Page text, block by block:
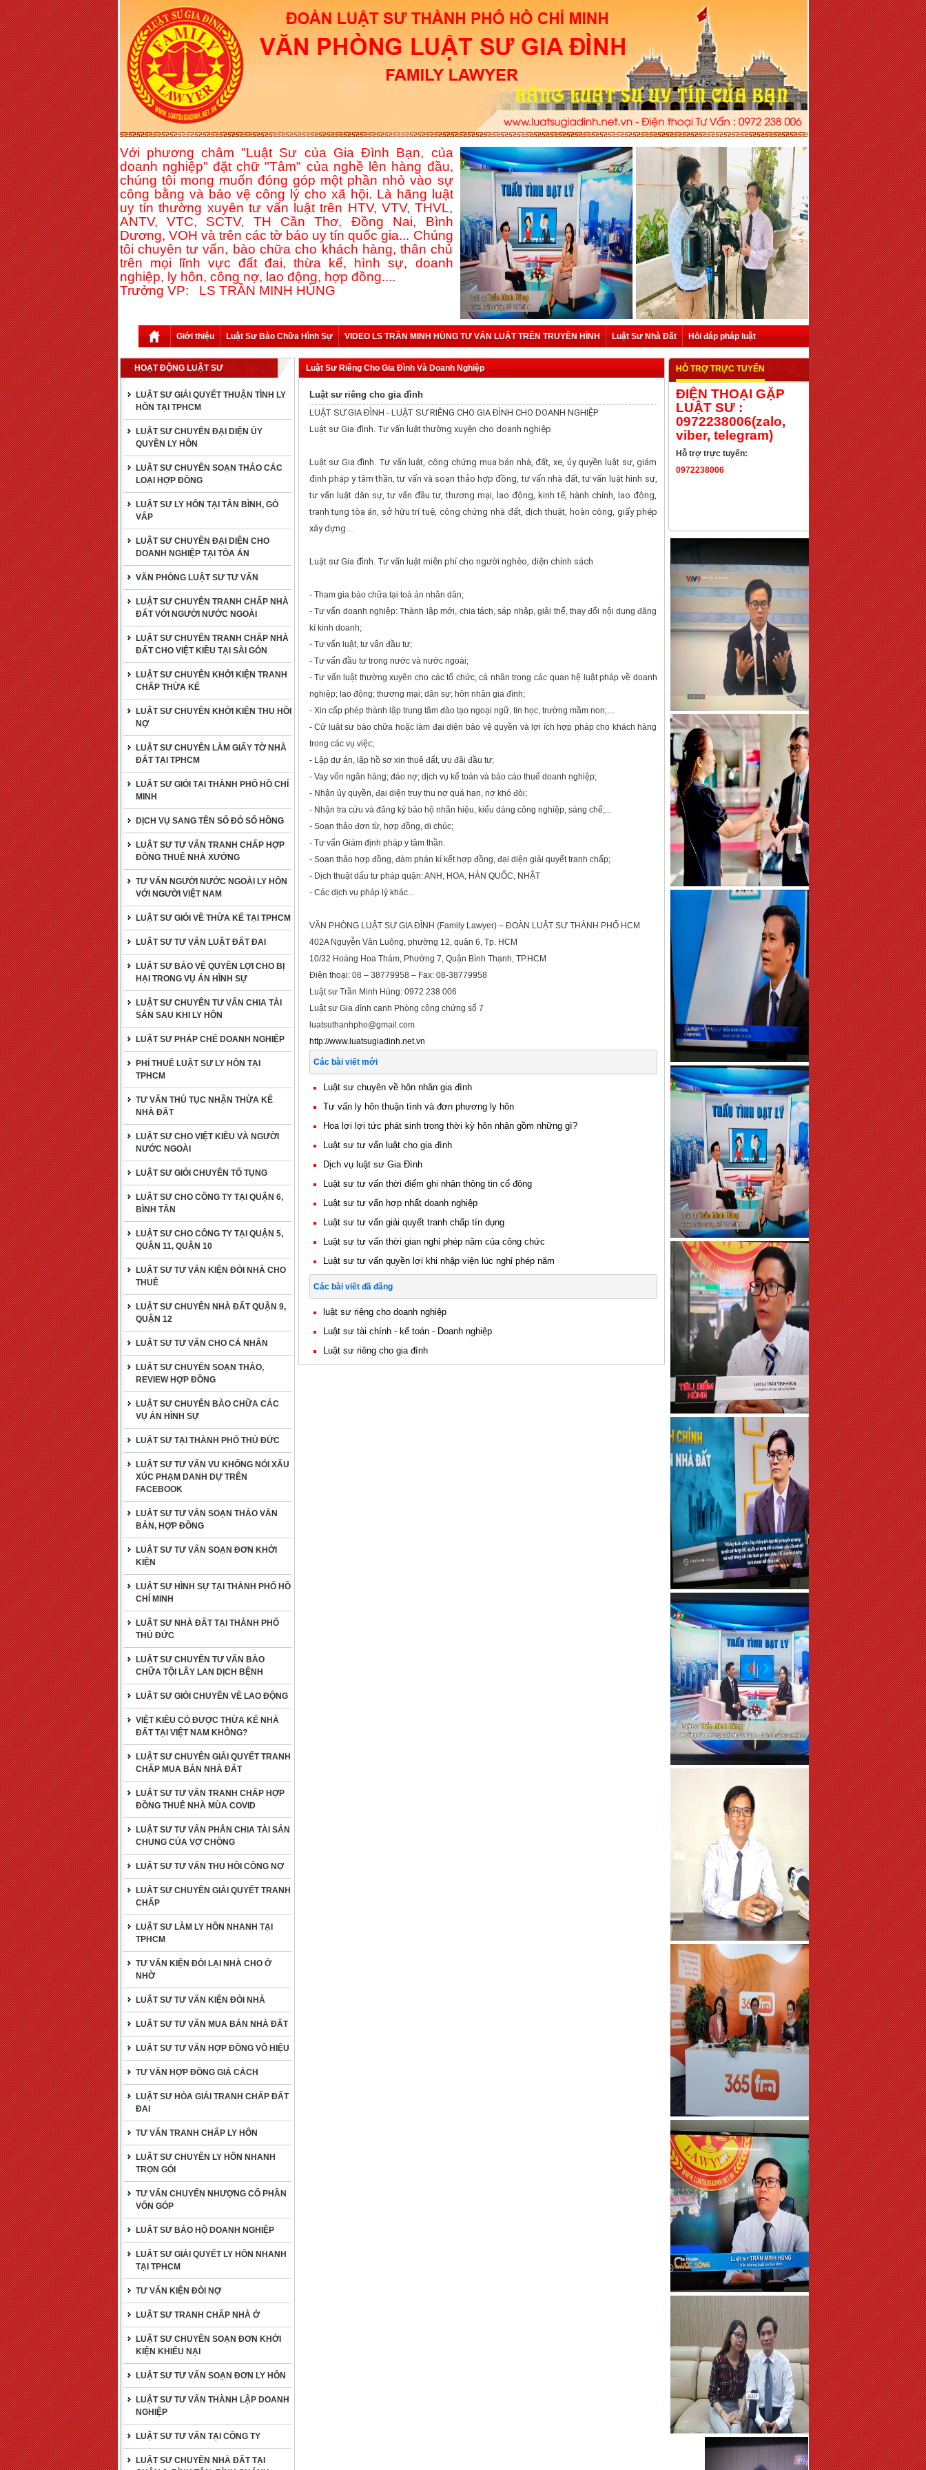
Với phương châm "Luật Sư của Gia Đình Bạn, của
doanh nghiệp" đặt chữ "Tâm" của nghề lên hàng đầu,
chúng tôi mong muốn đóng góp một phần nhỏ vào sự
công bằng và bảo vệ công lý cho xã hội. Là hãng luật
uy tín thường xuyên tư vấn luật trên HTV, VTV, THVL,
ANTV, VTC, SCTV, TH Cần Thơ, Đồng Nai, Bình
Dương, VOH và trên các tờ báo uy tín quốc gia... Chúng
tôi chuyên tư vấn, bào chữa cho khách hàng, thân chủ
trên mọi lĩnh vực đất đai, thừa kế, hình sự, doanh
nghiệp, ly hôn, công nợ, lao động, hợp đồng....
Trưởng VP: LS TRẦN MINH HÙNG
Giới thiệu Luật Sư Bào Chữa Hình Sự VIDEO LS TRẦN MINH HÙNG TƯ VẤN LUẬT TRÊN TRUYỀN HÌNH Luật Sư Nhà Đất Hỏi đáp pháp luật
HOẠT ĐỘNG LUẬT SƯ
LUẬT SƯ GIẢI QUYẾT THUẬN TÌNH LY
HÔN TẠI TPHCM
LUẬT SƯ CHUYÊN ĐẠI DIỆN ỦY
QUYỀN LY HÔN
LUẬT SƯ CHUYÊN SOẠN THẢO CÁC
LOẠI HỢP ĐỒNG
LUẬT SƯ LY HÔN TẠI TÂN BÌNH, GÒ
VẤP
LUẬT SƯ CHUYÊN ĐẠI DIỆN CHO
DOANH NGHIỆP TẠI TÒA ÁN
VĂN PHÒNG LUẬT SƯ TƯ VẤN
LUẬT SƯ CHUYÊN TRANH CHẤP NHÀ
ĐẤT VỚI NGƯỜI NƯỚC NGOÀI
LUẬT SƯ CHUYÊN TRANH CHẤP NHÀ
ĐẤT CHO VIỆT KIỀU TẠI SÀI GÒN
LUẬT SƯ CHUYÊN KHỞI KIỆN TRANH
CHẤP THỪA KẾ
LUẬT SƯ CHUYÊN KHỞI KIỆN THU HỒI
NỢ
LUẬT SƯ CHUYÊN LÀM GIẤY TỜ NHÀ
ĐẤT TẠI TPHCM
LUẬT SƯ GIỎI TẠI THÀNH PHỐ HỒ CHÍ
MINH
DỊCH VỤ SANG TÊN SỔ ĐỎ SỔ HỒNG
LUẬT SƯ TƯ VẤN TRANH CHẤP HỢP
ĐỒNG THUÊ NHÀ XƯỞNG
TƯ VẤN NGƯỜI NƯỚC NGOÀI LY HÔN
VỚI NGƯỜI VIỆT NAM
LUẬT SƯ GIỎI VỀ THỪA KẾ TẠI TPHCM
LUẬT SƯ TƯ VẤN LUẬT ĐẤT ĐAI
LUẬT SƯ BẢO VỆ QUYỀN LỢI CHO BỊ
HẠI TRONG VỤ ÁN HÌNH SỰ
LUẬT SƯ CHUYÊN TƯ VẤN CHIA TÀI
SẢN SAU KHI LY HÔN
LUẬT SƯ PHÁP CHẾ DOANH NGHIỆP
PHÍ THUÊ LUẬT SƯ LY HÔN TẠI
TPHCM
TƯ VẤN THỦ TỤC NHẬN THỪA KẾ
NHÀ ĐẤT
LUẬT SƯ CHO VIỆT KIỀU VÀ NGƯỜI
NƯỚC NGOÀI
LUẬT SƯ GIỎI CHUYÊN TỐ TỤNG
LUẬT SƯ CHO CÔNG TY TẠI QUẬN 6,
BÌNH TÂN
LUẬT SƯ CHO CÔNG TY TẠI QUẬN 5,
QUẬN 11, QUẬN 10
LUẬT SƯ TƯ VẤN KIỆN ĐÒI NHÀ CHO
THUÊ
LUẬT SƯ CHUYÊN NHÀ ĐẤT QUẬN 9,
QUẬN 12
LUẬT SƯ TƯ VẤN CHO CÁ NHÂN
LUẬT SƯ CHUYÊN SOẠN THẢO,
REVIEW HỢP ĐỒNG
LUẬT SƯ CHUYÊN BÀO CHỮA CÁC
VỤ ÁN HÌNH SỰ
LUẬT SƯ TẠI THÀNH PHỐ THỦ ĐỨC
LUẬT SƯ TƯ VẤN VU KHỐNG NÓI XẤU
XÚC PHẠM DANH DỰ TRÊN
FACEBOOK
LUẬT SƯ TƯ VẤN SOẠN THẢO VĂN
BẢN, HỢP ĐỒNG
LUẬT SƯ TƯ VẤN SOẠN ĐƠN KHỞI
KIỆN
LUẬT SƯ HÌNH SỰ TẠI THÀNH PHỐ HỒ
CHÍ MINH
LUẬT SƯ NHÀ ĐẤT TẠI THÀNH PHỐ
THỦ ĐỨC
LUẬT SƯ CHUYÊN TƯ VẤN BÀO
CHỮA TỘI LÂY LAN DỊCH BỆNH
LUẬT SƯ GIỎI CHUYÊN VỀ LAO ĐỘNG
VIỆT KIỀU CÓ ĐƯỢC THỪA KẾ NHÀ
ĐẤT TẠI VIỆT NAM KHÔNG?
LUẬT SƯ CHUYÊN GIẢI QUYẾT TRANH
CHẤP MUA BÁN NHÀ ĐẤT
LUẬT SƯ TƯ VẤN TRANH CHẤP HỢP
ĐỒNG THUÊ NHÀ MÙA COVID
LUẬT SƯ TƯ VẤN PHÂN CHIA TÀI SẢN
CHUNG CỦA VỢ CHỒNG
LUẬT SƯ TƯ VẤN THU HỒI CÔNG NỢ
LUẬT SƯ CHUYÊN GIẢI QUYẾT TRANH
CHẤP
LUẬT SƯ LÀM LY HÔN NHANH TẠI
TPHCM
TƯ VẤN KIỆN ĐÒI LẠI NHÀ CHO Ở
NHỜ
LUẬT SƯ TƯ VẤN KIỆN ĐÒI NHÀ
LUẬT SƯ TƯ VẤN MUA BÁN NHÀ ĐẤT
LUẬT SƯ TƯ VẤN HỢP ĐỒNG VÔ HIỆU
TƯ VẤN HỢP ĐỒNG GIẢ CÁCH
LUẬT SƯ HÒA GIẢI TRANH CHẤP ĐẤT
ĐAI
TƯ VẤN TRANH CHẤP LY HÔN
LUẬT SƯ CHUYÊN LY HÔN NHANH
TRỌN GÓI
TƯ VẤN CHUYỂN NHƯỢNG CỔ PHẦN
VỐN GÓP
LUẬT SƯ BẢO HỘ DOANH NGHIỆP
LUẬT SƯ GIẢI QUYẾT LY HÔN NHANH
TẠI TPHCM
TƯ VẤN KIỆN ĐÒI NỢ
LUẬT SƯ TRANH CHẤP NHÀ Ở
LUẬT SƯ CHUYÊN SOẠN ĐƠN KHỞI
KIỆN KHIẾU NẠI
LUẬT SƯ TƯ VẤN SOẠN ĐƠN LY HÔN
LUẬT SƯ TƯ VẤN THÀNH LẬP DOANH
NGHIỆP
LUẬT SƯ TƯ VẤN TẠI CÔNG TY
LUẬT SƯ CHUYÊN NHÀ ĐẤT TẠI
Luật Sư Riêng Cho Gia Đình Và Doanh Nghiệp
Luật sư riêng cho gia đình
LUẬT SƯ GIA ĐÌNH - LUẬT SƯ RIÊNG CHO GIA ĐÌNH CHO DOANH NGHIỆP
Luật sư Gia đình. Tư vấn luật thường xuyên cho doanh nghiệp
Luật sư Gia đình. Tư vấn luật, công chứng mua bán nhà, đất, xe, ủy quyền luật sư, giám
định pháp y tâm thần, tư vấn và soạn thảo hợp đồng, tư vấn nhà đất, tư vấn luật hình sự,
tư vấn luật dân sự, tư vấn đầu tư, thương mại, lao động, kinh tế, hành chính, lao động,
tranh tụng tòa án, sở hữu trí tuệ, công chứng nhà đất, dịch thuật, hoàn công, giấy phép
xây dựng….
Luật sư Gia đình. Tư vấn luật miễn phí cho người nghèo, diện chính sách
- Tham gia bào chữa tại toà án nhân dân;
- Tư vấn doanh nghiệp: Thành lập mới, chia tách, sáp nhập, giải thể, thay đổi nội dung đăng
kí kinh doanh;
- Tư vấn luật, tư vấn đầu tư;
- Tư vấn đầu tư trong nước và nước ngoài;
- Tư vấn luật thường xuyên cho các tổ chức, cá nhân trong các quan hệ luật pháp về doanh
nghiệp; lao động; thương mại; dân sự; hôn nhân gia đình;
- Xin cấp phép thành lập trung tâm đào tạo ngoại ngữ, tin học, trường mầm non;…
- Cử luật sư bào chữa hoặc làm đại diện bảo vệ quyền và lợi ích hợp pháp cho khách hàng
trong các vụ việc;
- Lập dự án, lập hồ sơ xin thuê đất, ưu đãi đầu tư;
- Vay vốn ngân hàng; đáo nợ; dịch vụ kế toán và báo cáo thuế doanh nghiệp;
- Nhận ủy quyền, đại diện truy thu nợ quá hạn, nợ khó đòi;
- Nhận tra cứu và đăng ký bảo hộ nhãn hiệu, kiểu dáng công nghiệp, sáng chế;...
- Soạn thảo đơn từ, hợp đồng, di chúc;
- Tư vấn Giám định pháp y tâm thần.
- Soạn thảo hợp đồng, đàm phán kí kết hợp đồng, đại diện giải quyết tranh chấp;
- Dịch thuật dấu tư pháp quận: ANH, HOA, HÀN QUỐC, NHẬT
- Các dịch vụ pháp lý khác...
VĂN PHÒNG LUẬT SƯ GIA ĐÌNH (Family Lawyer) – ĐOÀN LUẬT SƯ THÀNH PHỐ HCM
402A Nguyễn Văn Luông, phường 12, quận 6, Tp. HCM
10/32 Hoàng Hoa Thám, Phường 7, Quận Bình Thạnh, TP.HCM
Điện thoại: 08 – 38779958 – Fax: 08-38779958
Luật sư Trần Minh Hùng: 0972 238 006
Luật sư Gia đình cạnh Phòng công chứng số 7
luatsuthanhpho@gmail.com
http://www.luatsugiadinh.net.vn
Các bài viết mới
Luật sư chuyên về hôn nhân gia đình
Tư vấn ly hôn thuận tình và đơn phương ly hôn
Hoa lợi lợi tức phát sinh trong thời kỳ hôn nhân gồm những gì?
Luật sư tư vấn luật cho gia đình
Dịch vụ luật sư Gia Đình
Luật sư tư vấn thời điểm ghi nhận thông tin cổ đông
Luật sư tư vấn hợp nhất doanh nghiệp
Luật sư tư vấn giải quyết tranh chấp tín dụng
Luật sư tư vấn thời gian nghỉ phép năm của công chức
Luật sư tư vấn quyền lợi khi nhập viện lúc nghỉ phép năm
Các bài viết đã đăng
luật sư riêng cho doanh nghiệp
Luật sư tài chính - kế toán - Doanh nghiệp
Luật sư riêng cho gia đình
HỖ TRỢ TRỰC TUYẾN
ĐIỆN THOẠI GẶP
LUẬT SƯ :
0972238006(zalo,
viber, telegram)
Hỗ trợ trực tuyến:
0972238006